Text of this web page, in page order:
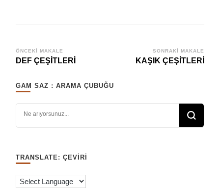
Yazı
dolaşımı
ÖNCEKI MAKALE
DEF ÇEŞİTLERİ
SONRAKI MAKALE
KAŞIK ÇEŞİTLERİ
GAM SAZ : ARAMA ÇUBUĞU
TRANSLATE: ÇEVIRI